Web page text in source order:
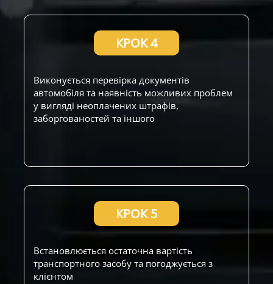
КРОК 4
Виконується перевірка документів
автомобіля та наявність можливих проблем
у вигляді неоплачених штрафів,
заборгованостей та іншого
КРОК 5
Встановлюється остаточна вартість
транспортного засобу та погоджується з
клієнтом